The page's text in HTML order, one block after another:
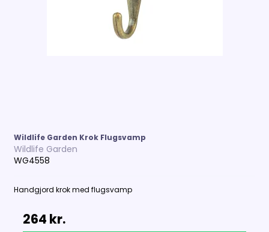
Wildlife Garden Krok Flugsvamp
Wildlife Garden
WG4558
Handgjord krok med flugsvamp
264 kr.